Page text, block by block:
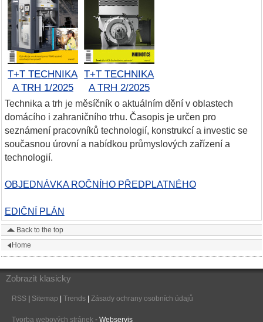
T+T TECHNIKA
A TRH 1/2025
T+T TECHNIKA
A TRH 2/2025
Technika a trh je měsíčník o aktuálním dění v oblastech
domácího i zahraničního trhu. Časopis je určen pro
seznámení pracovníků technologií, konstrukcí a investic se
současnou úrovní a nabídkou průmyslových zařízení a
technologií.
OBJEDNÁVKA ROČNÍHO PŘEDPLATNÉHO
EDIČNÍ PLÁN
Back to the top
Home
Zobrazit klasicky
RSS| Sitemap Trends| Zásady ochrany osobních údajů
Tvorba webových stránek- Webservis